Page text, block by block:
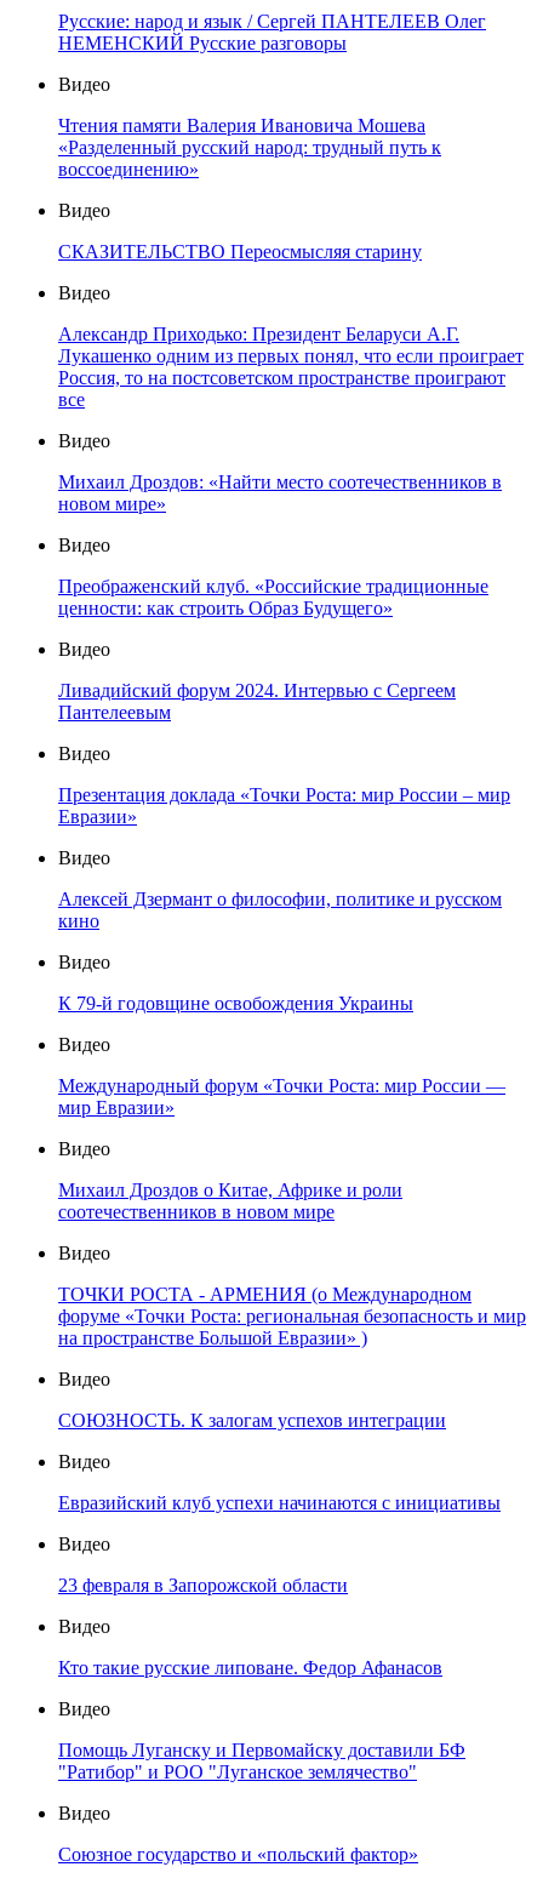
Русские: народ и язык / Сергей ПАНТЕЛЕЕВ Олег
НЕМЕНСКИЙ Русские разговоры
Видео
Чтения памяти Валерия Ивановича Мошева
«Разделенный русский народ: трудный путь к
воссоединению»
Видео
СКАЗИТЕЛЬСТВО Переосмысляя старину
Видео
Александр Приходько: Президент Беларуси А.Г.
Лукашенко одним из первых понял, что если проиграет
Россия, то на постсоветском пространстве проиграют
все
Видео
Михаил Дроздов: «Найти место соотечественников в
новом мире»
Видео
Преображенский клуб. «Российские традиционные
ценности: как строить Образ Будущего»
Видео
Ливадийский форум 2024. Интервью с Сергеем
Пантелеевым
Видео
Презентация доклада «Точки Роста: мир России – мир
Евразии»
Видео
Алексей Дзермант о философии, политике и русском
кино
Видео
К 79-й годовщине освобождения Украины
Видео
Международный форум «Точки Роста: мир России —
мир Евразии»
Видео
Михаил Дроздов о Китае, Африке и роли
соотечественников в новом мире
Видео
ТОЧКИ РОСТА - АРМЕНИЯ (о Международном
форуме «Точки Роста: региональная безопасность и мир
на пространстве Большой Евразии» )
Видео
СОЮЗНОСТЬ. К залогам успехов интеграции
Видео
Евразийский клуб успехи начинаются с инициативы
Видео
23 февраля в Запорожской области
Видео
Кто такие русские липоване. Федор Афанасов
Видео
Помощь Луганску и Первомайску доставили БФ
"Ратибор" и РОО "Луганское землячество"
Видео
Союзное государство и «польский фактор»